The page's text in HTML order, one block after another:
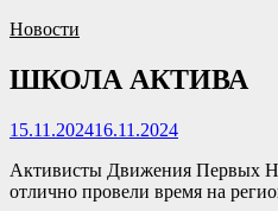
Новости
ШКОЛА АКТИВА
15.11.202416.11.2024
Активисты Движения Первых
отлично провели время на